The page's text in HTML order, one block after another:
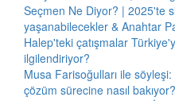
Seçmen Ne Diyor? | 2025'te
yaşanabilecekler & Anahtar
Halep'teki çatışmalar
ilgilendiriyor?
Musa Farisoğulları ile
çözüm sürecine nasıl bakıyor?